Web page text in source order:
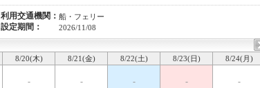
利用交通機関： 船・フェリー
設定期間： 2026/11/08
8/20(木) 8/21(金) 8/22(土) 8/23(日) 8/24(月)
- - - - -